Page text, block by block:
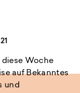
diese Woche
auf Bekanntes
und